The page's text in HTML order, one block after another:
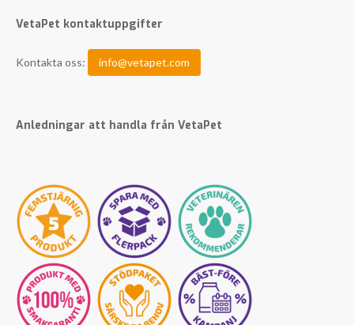
VetaPet kontaktuppgifter
Kontakta oss: info@vetapet.com
Anledningar att handla från VetaPet